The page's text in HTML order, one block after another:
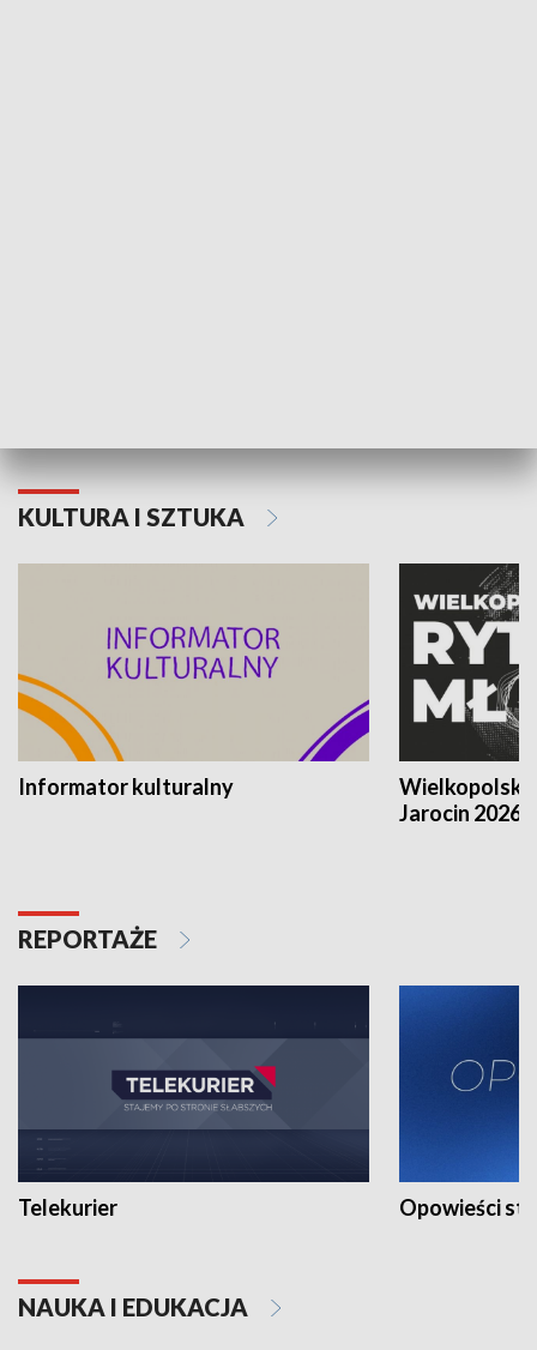
KULTURA I SZTUKA
Informator kulturalny
Jarocin 2026
REPORTAŻE
Telekurier Opowieści
NAUKA I EDUKACJA